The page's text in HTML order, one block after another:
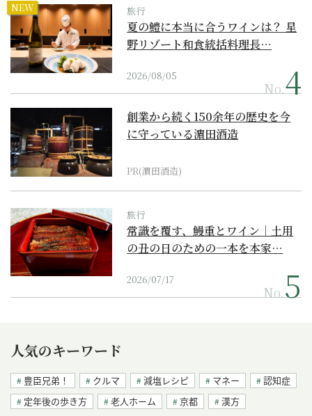
NEW 旅行
夏の鱧に本当に合うワインは？ 星
野リゾート和食統括料理長…
2026/08/05
No.
創業から続く150余年の歴史を今
に守っている濵田酒造
PR(濵田酒造)
旅行
常識を覆す、鰻重とワイン｜土用
の丑の日のための一本を本家…
2026/07/17
No.
人気のキーワード
豊臣兄弟！ クルマ 減塩レシピ マネー
認知症
定年後の歩き方
老人ホーム 京都 漢方